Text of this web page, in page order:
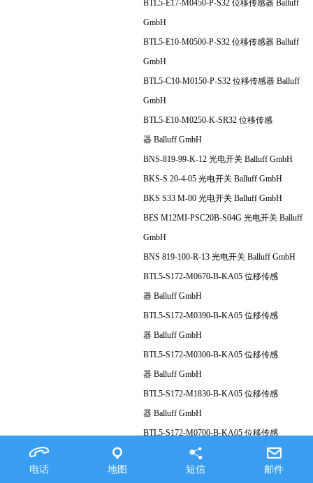
BTL5-E17-M0450-P-S32 位移传感器 Balluff
GmbH
BTL5-E10-M0500-P-S32 位移传感器 Balluff
GmbH
BTL5-C10-M0150-P-S32 位移传感器 Balluff
GmbH
BTL5-E10-M0250-K-SR32 位移传感
器 Balluff GmbH
BNS-819-99-K-12 光电开关 Balluff GmbH
BKS-S 20-4-05 光电开关 Balluff GmbH
BKS S33 M-00 光电开关 Balluff GmbH
BES M12MI-PSC20B-S04G 光电开关 Balluff
GmbH
BNS 819-100-R-13 光电开关 Balluff GmbH
BTL5-S172-M0670-B-KA05 位移传感
器 Balluff GmbH
BTL5-S172-M0390-B-KA05 位移传感
器 Balluff GmbH
BTL5-S172-M0300-B-KA05 位移传感
器 Balluff GmbH
BTL5-S172-M1830-B-KA05 位移传感
器 Balluff GmbH
BTL5-S172-M0700-B-KA05 位移传感
器 Balluff GmbH
BTL5-S172-M0550-B-KA05 位移传感
电话 地图 短信 邮件